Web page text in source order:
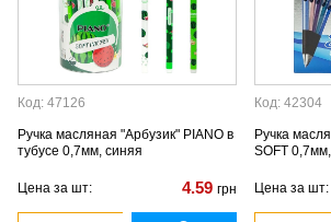
Код: 47126
Ручка масляная "Арбузик" PIANO в
тубусе 0,7мм, синяя
Цена за шт: 4.59 грн
Код: 42304
Ручка
SOFT
Цена за шт: